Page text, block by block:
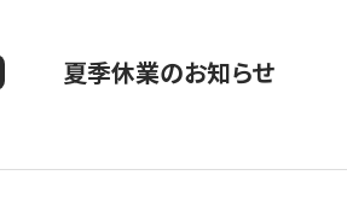
夏季休業のお知らせ